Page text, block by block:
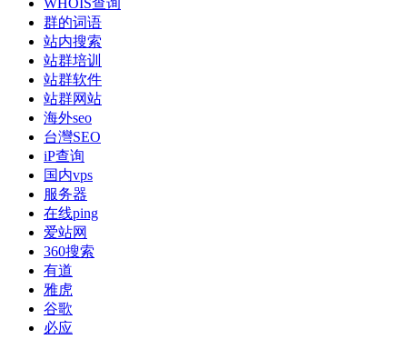
WHOIS查询
群的词语
站内搜索
站群培训
站群软件
站群网站
海外seo
台灣SEO
iP查询
国内vps
服务器
在线ping
爱站网
360搜索
有道
雅虎
谷歌
必应